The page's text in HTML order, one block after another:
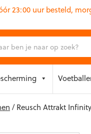
23:00 uur besteld,
/ Reusch Attrakt